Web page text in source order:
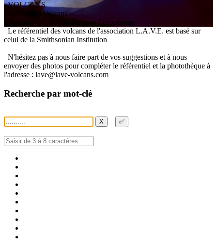
VOLCANS
/ Référentiel Volcans
ssociation V olcanologiqueEuropéenne
Le référentiel des volcans de l'association L.A.V.E. est basé sur
celui de la Smithsonian Institution
N'hésitez pas à nous faire part de vos suggestions et à nous
envoyer des photos pour compléter le référentiel et la photothèque à
l'adresse : lave@lave-volcans.com
Recherche par mot-clé
X ✅